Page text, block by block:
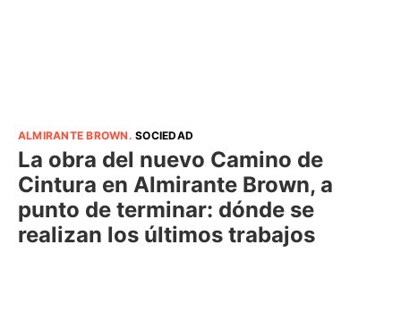
ALMIRANTE BROWN .SOCIEDAD
La obra del nuevo Camino de
Cintura en Almirante Brown, a
punto de terminar: dónde se
realizan los últimos trabajos